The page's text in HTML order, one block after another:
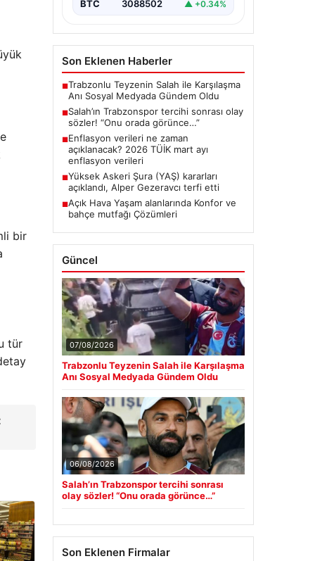
bir
tür
BTC 3088502 ▲ +0.34%
Son Eklenen Haberler
■Trabzonlu Teyzenin Salah ile Karşılaşma
Anı Sosyal Medyada Gündem Oldu
■Salah’ın Trabzonspor tercihi sonrası olay
sözler! “Onu orada görünce…”
■Enflasyon verileri ne zaman
açıklanacak? 2026 TÜİK mart ayı
enflasyon verileri
■Yüksek Askeri Şura (YAŞ) kararları
açıklandı, Alper Gezeravcı terfi etti
■Açık Hava Yaşam alanlarında Konfor ve
bahçe mutfağı Çözümleri
Güncel
07/08/2026
Trabzonlu Teyzenin Salah ile Karşılaşma
Anı Sosyal Medyada Gündem Oldu
06/08/2026
Salah’ın Trabzonspor tercihi sonrası
olay sözler! “Onu orada görünce…”
Son Eklenen Firmalar